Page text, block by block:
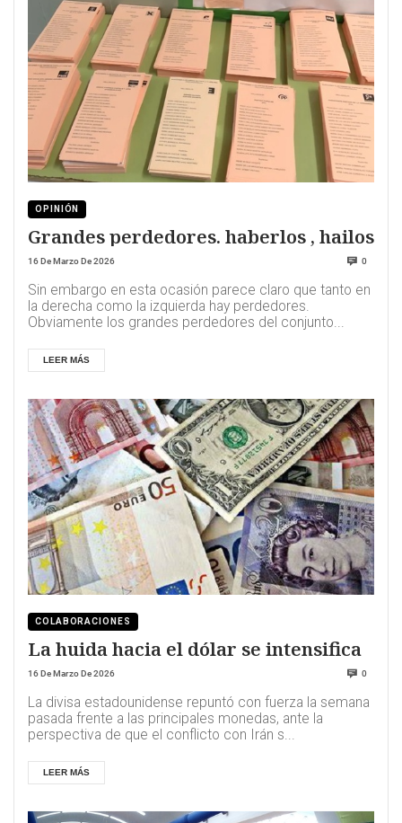
OPINIÓN
Grandes perdedores. haberlos , hailos
16 De Marzo De 2026 0
Sin embargo en esta ocasión parece claro que tanto en
la derecha como la izquierda hay perdedores.
Obviamente los grandes perdedores del conjunto...
LEER MÁS
COLABORACIONES
La huida hacia el dólar se intensifica
16 De Marzo De 2026 0
La divisa estadounidense repuntó con fuerza la semana
pasada frente a las principales monedas, ante la
perspectiva de que el conflicto con Irán s...
LEER MÁS